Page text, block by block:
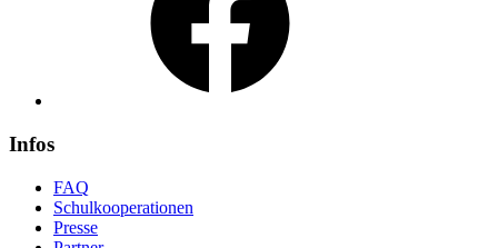
Infos
FAQ
Schulkooperationen
Presse